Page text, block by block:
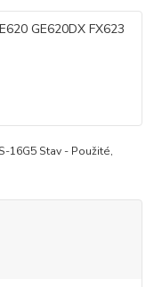
16G5 Stav - Použité,